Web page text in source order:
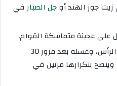
جوز الهند أوجل الصبار في
على عجينة متماسكة القوام.
تطبيق الماسك على فروة الرأس، وغسله بعد مرور 30
بتكرارها مرتين في